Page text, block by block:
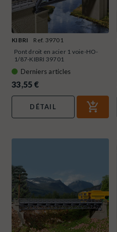
KIBRI
Ref. 39701
Pont droit en acier 1 voie-HO-
1/87-KIBRI 39701
Derniers articles
33,55 €
DÉTAIL